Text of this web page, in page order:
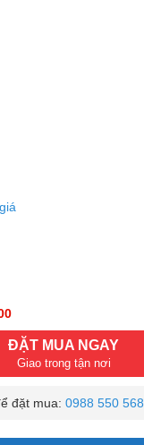
ĐẶT MUA NGAY
Giao trong tận nơi
đặt mua: 0988 550 568